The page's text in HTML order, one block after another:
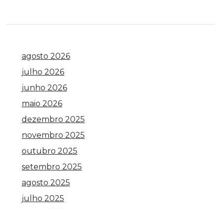
agosto 2026
julho 2026
junho 2026
maio 2026
dezembro 2025
novembro 2025
outubro 2025
setembro 2025
agosto 2025
julho 2025